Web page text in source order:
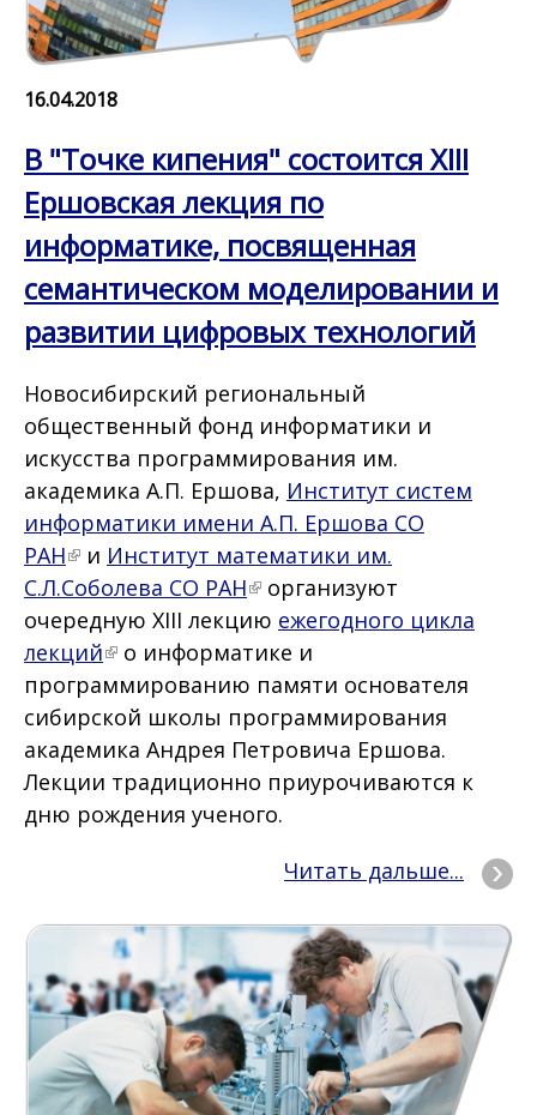
16.04.2018
В "Точке кипения" состоится XIII
Ершовская лекция по
информатике, посвященная
семантическом моделировании и
развитии цифровых технологий
Новосибирский региональный
общественный фонд информатики и
искусства программирования им.
академика А.П. Ершова, Институт систем
информатики имени А.П. Ершова СО
РАН
и Институт математики им.
С.Л.Соболева СО РАН
организуют
очередную XIII лекцию ежегодного цикла
лекций
о информатике и
программированию памяти основателя
сибирской школы программирования
академика Андрея Петровича Ершова.
Лекции традиционно приурочиваются к
дню рождения ученого.
Читать дальше...